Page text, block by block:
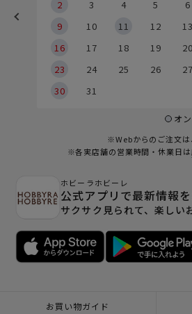
2
3 4 5 6
9
10 11 12 13
16
17 18 19 20
23
24 25 26 27
30
31
オ
※Webからのご注文は
※各実店舗の営業時間・休業日は
ホビーラホビーレ
公式アプリで最新情報を
サクサク見られて、楽しい
お買い物ガイド